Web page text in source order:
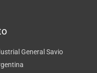
General Savio